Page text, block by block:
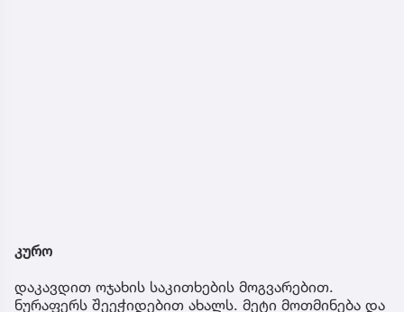
კურო
დაკავდით ოჯახის საკითხების მოგვარებით.
ნურაფერს შეეჭიდებით ახალს. მეტი მოთმინება და